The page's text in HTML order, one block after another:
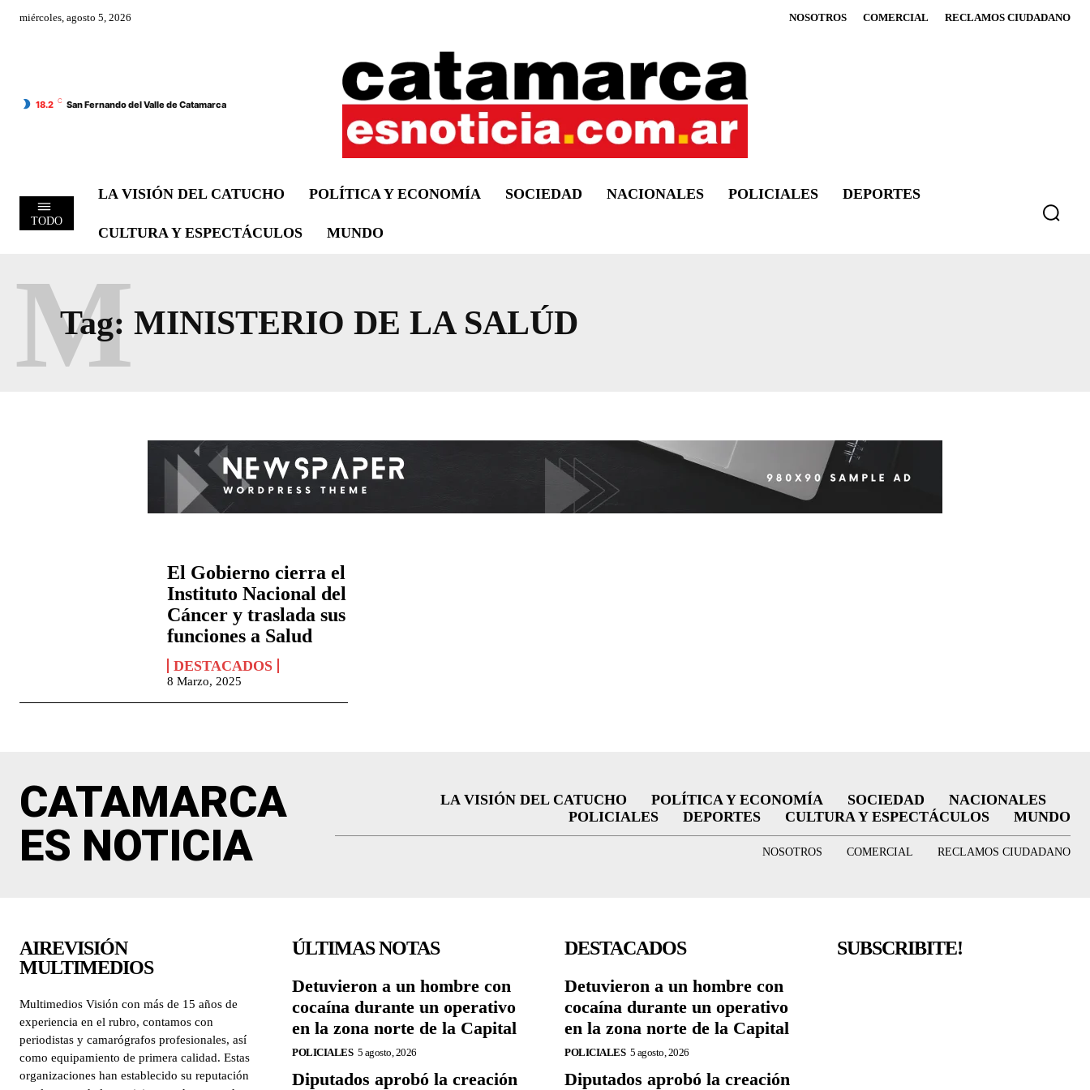
miércoles, agosto 5, 2026 NOSOTROS COMERCIAL RECLAMOS CIUDADANO
18.2 C San Fernando del Valle de Catamarca
TODO
LA VISIÓN DEL CATUCHO POLÍTICA Y ECONOMÍA SOCIEDAD NACIONALES POLICIALES DEPORTES
CULTURA Y ESPECTÁCULOS MUNDO
Tag: MINISTERIO DE LA SALÚD
M
El Gobierno cierra el
Instituto Nacional del
Cáncer y traslada sus
funciones a Salud
DESTACADOS
8 Marzo, 2025
CATAMARCA
ES NOTICIA
LA VISIÓN DEL CATUCHO POLÍTICA Y ECONOMÍA SOCIEDAD
NACIONALES
POLICIALES
DEPORTES CULTURA Y ESPECTÁCULOS MUNDO
NOSOTROS COMERCIAL RECLAMOS CIUDADANO
AIREVISIÓN
MULTIMEDIOS
Multimedios Visión con más de 15 años de
experiencia en el rubro, contamos con
periodistas y camarógrafos profesionales, así
como equipamiento de primera calidad. Estas
organizaciones han establecido su reputación
ÚLTIMAS NOTAS
Detuvieron a un hombre con
cocaína durante un operativo
en la zona norte de la Capital
POLICIALES 5 agosto, 2026
Diputados aprobó la creación
DESTACADOS
Detuvieron a un hombre con
cocaína durante un operativo
en la zona norte de la Capital
POLICIALES 5 agosto, 2026
Diputados aprobó la creación
SUBSCRIBITE!